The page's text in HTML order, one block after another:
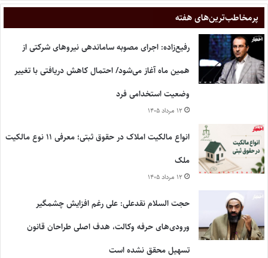
پر‌مخاطب‌ترین‌های هفته
رفیع‌زاده: اجرای مصوبه ساماندهی نیروهای شرکتی از
همین ماه آغاز می‌شود/ احتمال کاهش دریافتی با تغییر
وضعیت استخدامی فرد
۱۲ مرداد ۱۴۰۵
انواع مالکیت املاک در حقوق ثبتی؛ معرفی ۱۱ نوع مالکیت
ملک
۱۲ مرداد ۱۴۰۵
حجت السلام نقدعلی: علی رغم افزایش چشمگیر
ورودی‌های حرفه وکالت، هدف اصلی طراحان قانون
تسهیل محقق نشده است